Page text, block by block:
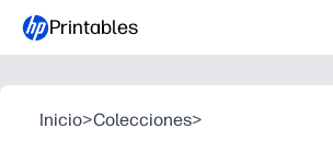
Printables
Inicio>Colecciones>